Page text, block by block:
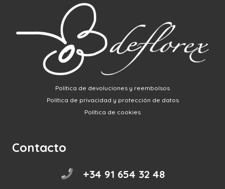
Política de devoluciones y reembolsos
Política de privacidad y protección de datos
Política de cookies
Contacto
+34 91 654 32 48